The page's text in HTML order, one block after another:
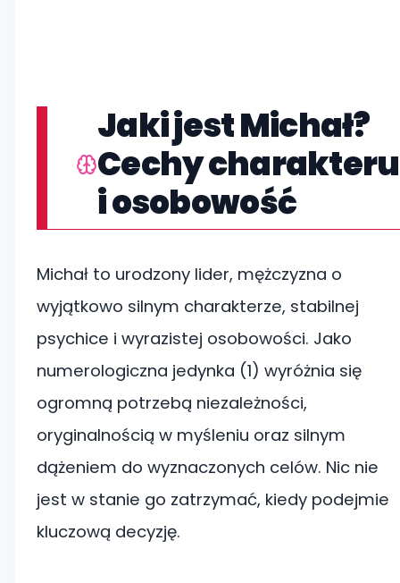
Jaki jest Michał?
Cechy charakteru
i osobowość
Michał to urodzony lider, mężczyzna o
wyjątkowo silnym charakterze, stabilnej
psychice i wyrazistej osobowości. Jako
numerologiczna jedynka (1) wyróżnia się
ogromną potrzebą niezależności,
oryginalnością w myśleniu oraz silnym
dążeniem do wyznaczonych celów. Nic nie
jest w stanie go zatrzymać, kiedy podejmie
kluczową decyzję.